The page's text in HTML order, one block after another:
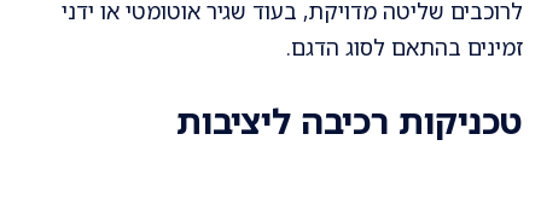
לרוכבים שליטה מדויקת, בעוד שגיר אוטומטי או ידני
זמינים בהתאם לסוג הדגם.
טכניקות רכיבה ליציבות